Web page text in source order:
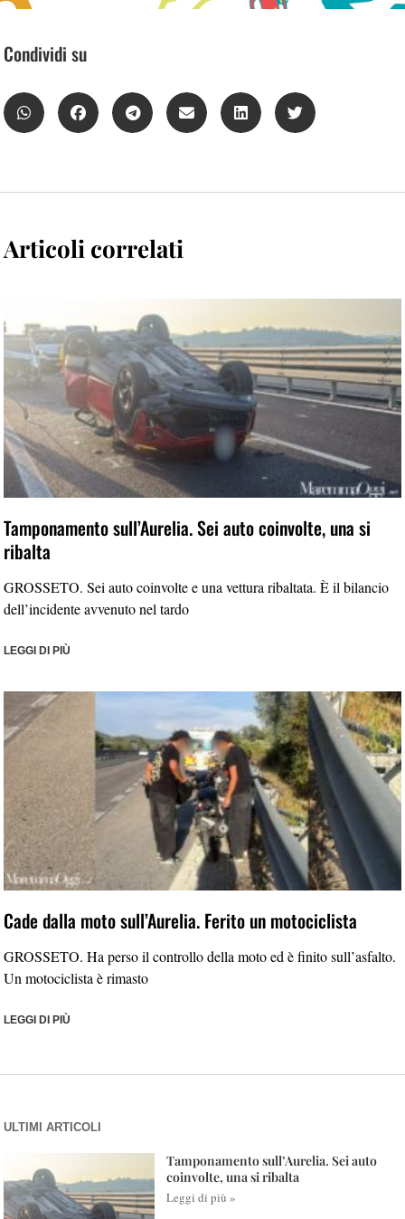
Condividi su
Articoli correlati
Tamponamento sull’Aurelia. Sei auto coinvolte, una si
ribalta
GROSSETO. Sei auto coinvolte e una vettura ribaltata. È il bilancio
dell’incidente avvenuto nel tardo
LEGGI DI PIÙ
Cade dalla moto sull’Aurelia. Ferito un motociclista
GROSSETO. Ha perso il controllo della moto ed è finito sull’asfalto.
Un motociclista è rimasto
LEGGI DI PIÙ
ULTIMI ARTICOLI
Tamponamento sull’Aurelia. Sei auto
coinvolte, una si ribalta
Leggi di più »